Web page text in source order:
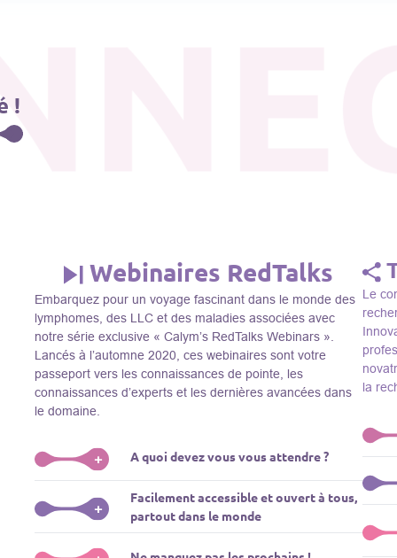
!
Webinaires RedTalks
Embarquez pour un voyage fascinant dans le monde des
lymphomes, des LLC et des maladies associées avec
notre série exclusive « Calym’s RedTalks Webinars ».
Lancés à l’automne 2020, ces webinaires sont votre
passeport vers les connaissances de pointe, les
connaissances d’experts et les dernières avancées dans
le domaine.
+ A quoi devez vous vous attendre ?
Plongez-vous dans un monde de l’éducation que nous
apportons des experts de renom comme L. Pasqualucci,
+
Facilement accessible et ouvert à tous,
partout dans le monde
Le
la
Le
dans
Le